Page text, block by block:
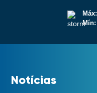
Máx:
Mín:
Notícias